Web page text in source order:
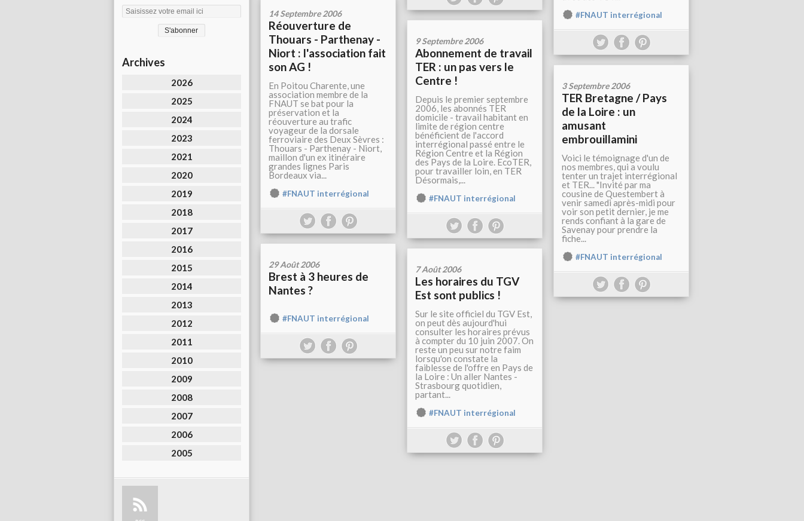
Archives
2026
2025
2024
2023
2021
2020
2019
2018
2017
2016
2015
2014
2013
2012
2011
2010
2009
2008
2007
2006
2005
#FNAUT interrégional
14 Septembre 2006
Réouverture de
Thouars - Parthenay -
Niort : l'association fait
son AG !
En Poitou Charente, une
association membre de la
FNAUT se bat pour la
préservation et la
réouverture au trafic
voyageur de la dorsale
ferroviaire des Deux Sèvres :
Thouars - Parthenay - Niort,
maillon d'un ex itinéraire
grandes lignes Paris
Bordeaux via...
#FNAUT interrégional
9 Septembre 2006
Abonnement de travail
TER : un pas vers le
Centre !
Depuis le premier septembre
2006, les abonnés TER
domicile - travail habitant en
limite de région centre
bénéficient de l'accord
interrégional passé entre le
Région Centre et la Région
des Pays de la Loire. EcoTER,
pour travailler loin, en TER
Désormais,...
#FNAUT interrégional
3 Septembre 2006
TER Bretagne / Pays
de la Loire : un
amusant
embrouillamini
Voici le témoignage d'un de
nos membres, qui a voulu
tenter un trajet interrégional
et TER... "Invité par ma
cousine de Questembert à
venir samedi après-midi pour
voir son petit dernier, je me
rends confiant à la gare de
Savenay pour prendre la
fiche...
#FNAUT interrégional
29 Août 2006
Brest à 3 heures de
Nantes ?
#FNAUT interrégional
7 Août 2006
Les horaires du TGV
Est sont publics !
Sur le site officiel du TGV Est,
on peut dès aujourd'hui
consulter les horaires prévus
à compter du 10 juin 2007. On
reste un peu sur notre faim
lorsqu'on constate la
faiblesse de l'offre en Pays de
la Loire : Un aller Nantes -
Strasbourg quotidien,
partant...
#FNAUT interrégional